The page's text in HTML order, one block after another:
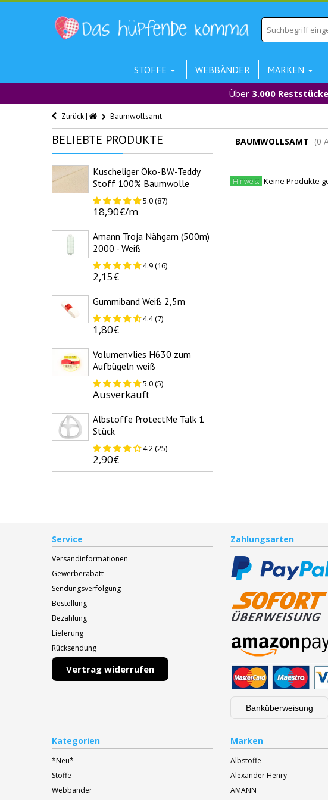
STOFFE WEBBÄNDER MARKEN
Über 3.000 Reststücke
Zurück | Baumwollsamt
BELIEBTE PRODUKTE
Kuscheliger Öko-BW-Teddy
Stoff 100% Baumwolle
5.0 (87)
18,90€/m
Amann Troja Nähgarn (500m)
2000 - Weiß
4.9 (16)
2,15€
Gummiband Weiß 2,5m
4.4 (7)
1,80€
Volumenvlies H630 zum
Aufbügeln weiß
5.0 (5)
Ausverkauft
Albstoffe ProtectMe Talk 1
Stück
4.2 (25)
2,90€
BAUMWOLLSAMT (0
Hinweis: Keine Produkte
Service
Versandinformationen
Gewerberabatt
Sendungsverfolgung
Bestellung
Bezahlung
Lieferung
Rücksendung
Vertrag widerrufen
Zahlungsarten
Banküberweisung
Kategorien
*Neu*
Stoffe
Webbänder
Marken
Albstoffe
Alexander Henry
AMANN